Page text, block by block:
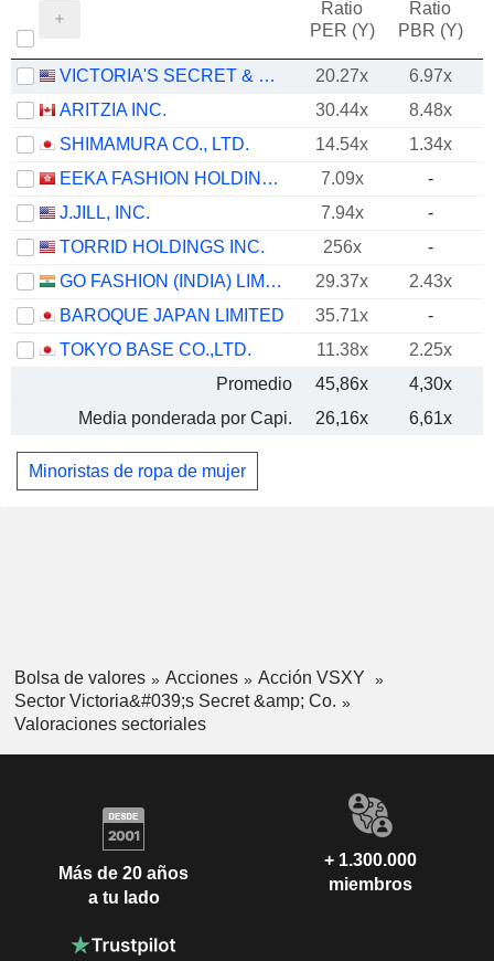
Ratio
PER (Y)
Ratio
PBR (Y)
VICTORIA'S SECRET & CO. 20.27x
6.97x
ARITZIA INC.
30.44x
8.48x
SHIMAMURA CO., LTD.
14.54x
1.34x
EEKA FASHION HOLDINGS LIMITED
7.09x
-
J.JILL, INC.
7.94x
-
TORRID HOLDINGS INC.
256x
-
GO FASHION (INDIA) LIMITED
29.37x
2.43x
BAROQUE JAPAN LIMITED
35.71x
-
TOKYO BASE CO.,LTD.
11.38x
2.25x
Promedio
45,86x
4,30x
Media ponderada por Capi.
26,16x 6,61x
Minoristas de ropa de mujer
Bolsa de valores Acciones
Acción VSXY
Sector Victoria&#039;s Secret &amp; Co.
Valoraciones sectoriales
Más de 20 años
a tu lado
+ 1.300.000
miembros